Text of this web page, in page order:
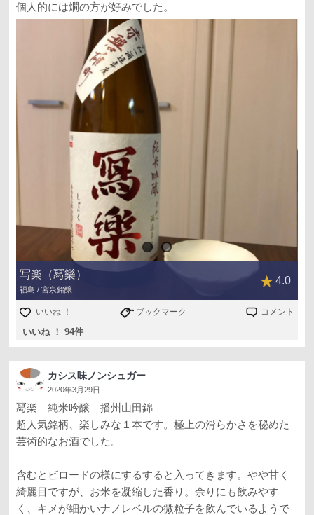
個人的には燗の方が好みでした。
写楽（冩樂）
福島 / 宮泉銘醸
4.0
いいね ！ ブックマーク コメント
いいね ！ 94件
カシス味ノンシュガー
2020年3月29日
冩楽 純米吟醸 播州山田錦
超人気銘柄、楽しみな１本です。極上の滑らかさを秘めた
芸術的なお酒でした。
含むとビロードの様にするすると入ってきます。やや甘く
綺麗目ですが、お米を凝縮した香り。余りにも飲みやす
く、キメが細かいナノレベルの微粒子を飲んでいるようで